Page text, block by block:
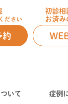
ださい
約
初診相
お済み
いて 症例